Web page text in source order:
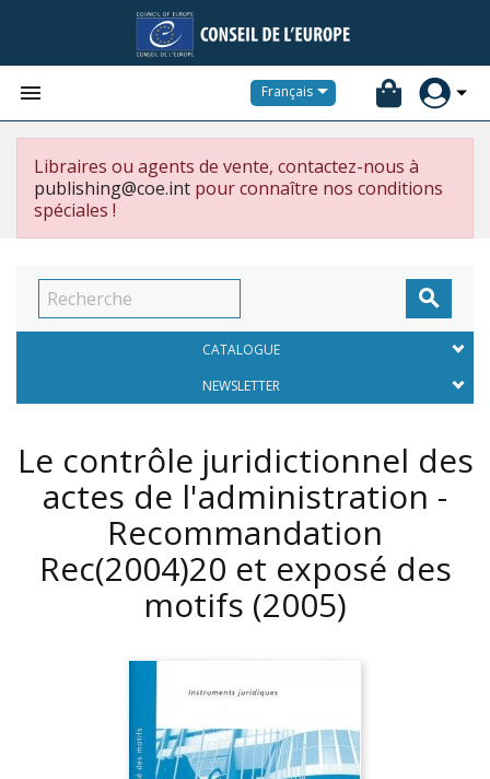
 Français
Libraires ou agents de vente, contactez-nous à
publishing@coe.int pour connaître nos conditions
spéciales !

CATALOGUE
NEWSLETTER
Le contrôle juridictionnel des
actes de l'administration -
Recommandation
Rec(2004)20 et exposé des
motifs (2005)